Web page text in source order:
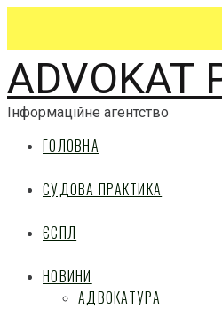
ADVOKAT
Інформаційне агентство
ГОЛОВНА
СУДОВА ПРАКТИКА
ЄСПЛ
НОВИНИ
АДВОКАТУРА